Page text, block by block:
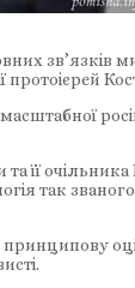
зв’язків
її
так